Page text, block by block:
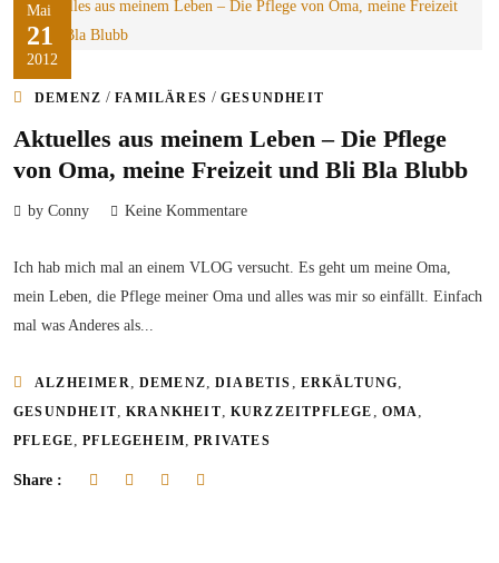
Mai
21
2012
DEMENZ /FAMILÄRES /GESUNDHEIT
Aktuelles aus meinem Leben – Die Pflege
von Oma, meine Freizeit und Bli Bla Blubb
by Conny Keine Kommentare
Ich hab mich mal an einem VLOG versucht. Es geht um meine Oma,
mein Leben, die Pflege meiner Oma und alles was mir so einfällt. Einfach
mal was Anderes als...
ALZHEIMER DEMENZ ,DIABETIS ERKÄLTUNG
GESUNDHEIT KRANKHEIT KURZZEITPFLEGE OMA
PFLEGE ,PFLEGEHEIM ,PRIVATES
Share :